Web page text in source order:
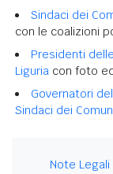
Sindaci dei
con le coalizioni
Presidenti
Liguria con foto
Governatori
Sindaci dei
Note Legali